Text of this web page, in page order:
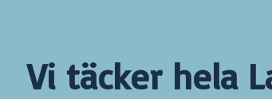
Vi täcker hela